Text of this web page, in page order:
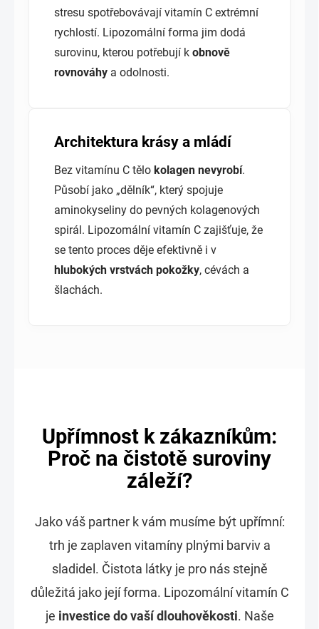
stresu spotřebovávají vitamín C extrémní
rychlostí. Lipozomální forma jim dodá
surovinu, kterou potřebují k obnově
rovnováhy a odolnosti.
Architektura krásy a mládí
Bez vitamínu C tělo kolagen nevyrobí.
Působí jako „dělník“, který spojuje
aminokyseliny do pevných kolagenových
spirál. Lipozomální vitamín C zajišťuje, že
se tento proces děje efektivně i v
hlubokých vrstvách pokožky, cévách a
šlachách.
Upřímnost k zákazníkům:
Proč na čistotě suroviny
záleží?
Jako váš partner k vám musíme být upřímní:
trh je zaplaven vitamíny plnými barviv a
sladidel. Čistota látky je pro nás stejně
důležitá jako její forma. Lipozomální vitamín C
je investice do vaší dlouhověkosti. Naše